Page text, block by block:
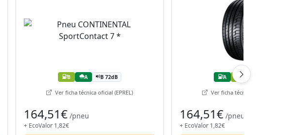
B A B 72dB
Ver ficha técnica oficial (EPREL)
164,51€ /pneu
+ EcoValor 1,82€
A B
Ver ficha técnica oficial (EPREL)
164,51€ /pneu
+ EcoValor 1,82€